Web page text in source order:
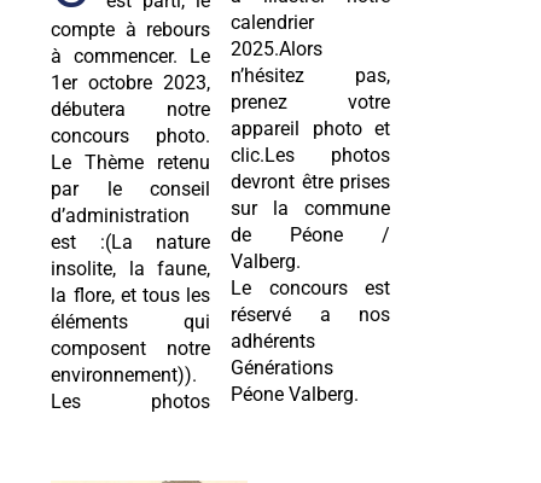
compte à rebours
à commencer. Le
1er octobre 2023,
débutera notre
concours photo.
Le Thème retenu
par le conseil
d’administration
est :(La nature
insolite, la faune,
la flore, et tous les
éléments qui
composent notre
environnement)).
Les photos
calendrier
2025.Alors
n’hésitez pas,
prenez votre
appareil photo et
clic.Les photos
devront être prises
sur la commune
de Péone /
Valberg.
Le concours est
réservé a nos
adhérents
Générations
Péone Valberg.